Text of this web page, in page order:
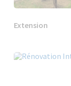
Extension